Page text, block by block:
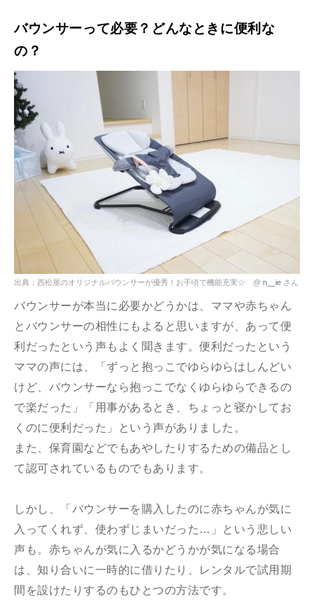
バウンサーって必要？どんなときに便利な
の？
出典：西松屋のオリジナルバウンサーが優秀！お手頃で機能充実☆ @ n__ie さん
バウンサーが本当に必要かどうかは、ママや赤ちゃん
とバウンサーの相性にもよると思いますが、あって便
利だったという声もよく聞きます。便利だったという
ママの声には、「ずっと抱っこでゆらゆらはしんどい
けど、バウンサーなら抱っこでなくゆらゆらできるの
で楽だった」「用事があるとき、ちょっと寝かしてお
くのに便利だった」という声がありました。
また、保育園などでもあやしたりするための備品とし
て認可されているものでもあります。
しかし、「バウンサーを購入したのに赤ちゃんが気に
入ってくれず、使わずじまいだった…」という悲しい
声も。赤ちゃんが気に入るかどうかが気になる場合
は、知り合いに一時的に借りたり、レンタルで試用期
間を設けたりするのもひとつの方法です。